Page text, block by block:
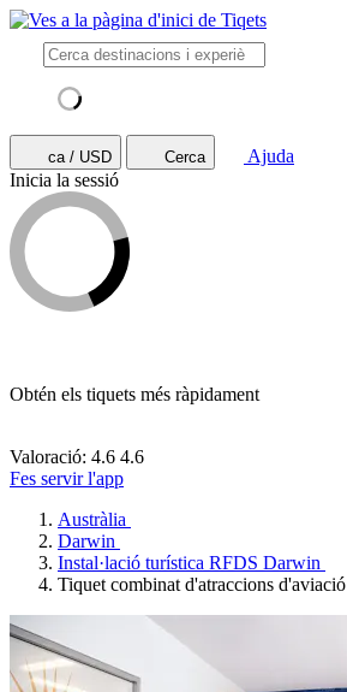
ca / USD Cerca
Ajuda
Inicia la sessió
Obtén els tiquets més ràpidament
Valoració: 4.6 4.6
Fes servir l'app
Austràlia
Darwin
Instal·lació turística RFDS Darwin
Tiquet combinat d'atraccions d'aviació